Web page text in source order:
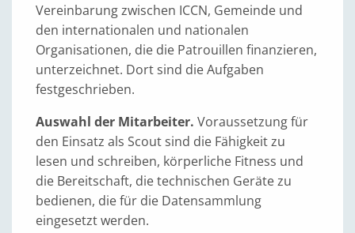
Vereinbarung zwischen ICCN, Gemeinde und
den internationalen und nationalen
Organisationen, die die Patrouillen finanzieren,
unterzeichnet. Dort sind die Aufgaben
festgeschrieben.
Auswahl der Mitarbeiter. Voraussetzung für
den Einsatz als Scout sind die Fähigkeit zu
lesen und schreiben, körperliche Fitness und
die Bereitschaft, die technischen Geräte zu
bedienen, die für die Datensammlung
eingesetzt werden.